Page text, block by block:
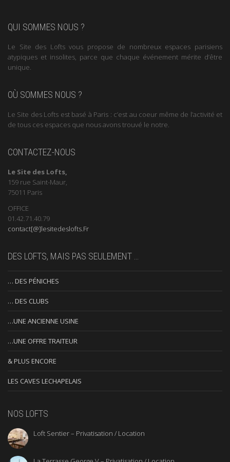
QUI SOMMES NOUS ?
Le Site des Lofts vous propose de nombreux espaces parisiens
atypiques et insolites, parce que chaque événement mérite d’être
unique.
OÙ SOMMES NOUS ?
Le Site des Lofts est basé à Paris : c’est au coeur même de l’activité et
de tous ces espaces que nous avons trouvé le notre.
CONTACTEZ-NOUS
Le Site des Lofts,
159 rue Saint-Maur,
75011 Paris
OFFICE
01.42.71.40.79
contact[@]lesitedeslofts.Fr
DES LOFTS, MAIS PAS SEULEMENT …
… DES PÉNICHES
… DES CLUBS
…UNE ANCIENNE USINE
…UNE OFFRE TRAITEUR
& PLUS ENCORE
LES CAVES LECHAPELAIS
NOS LOFTS
Loft Sentier – Privatisation / Location